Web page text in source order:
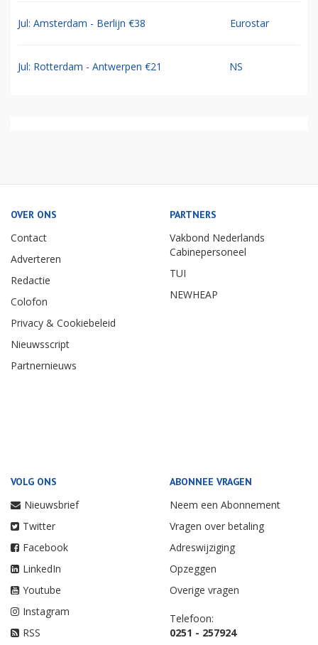
Jul: Amsterdam - Berlijn €38 Eurostar
Jul: Rotterdam - Antwerpen €21 NS
OVER ONS
Contact
Adverteren
Redactie
Colofon
Privacy & Cookiebeleid
Nieuwsscript
Partnernieuws
PARTNERS
Vakbond Nederlands
Cabinepersoneel
TUI
NEWHEAP
VOLG ONS
Nieuwsbrief
Twitter
Facebook
LinkedIn
Youtube
Instagram
RSS
ABONNEE VRAGEN
Neem een Abonnement
Vragen over betaling
Adreswijziging
Opzeggen
Overige vragen
Telefoon:
0251 - 257924